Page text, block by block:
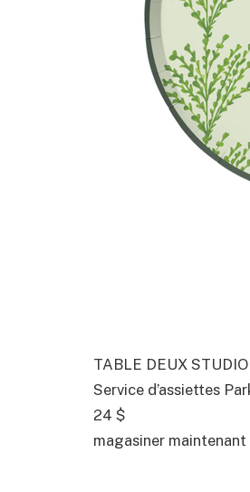
TABLE DEUX STUDIO
Service d’assiettes
24 $
magasiner maintenant